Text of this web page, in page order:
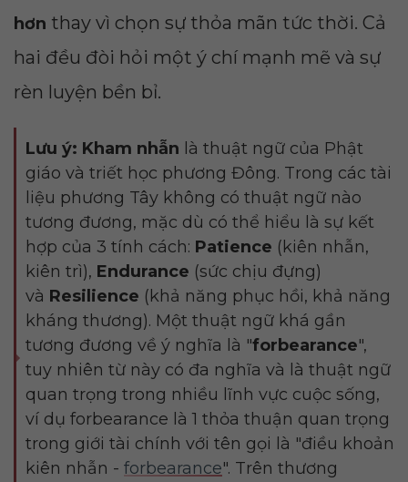
hơn thay vì chọn sự thỏa mãn tức thời. Cả
hai đều đòi hỏi một ý chí mạnh mẽ và sự
rèn luyện bền bỉ.
Lưu ý: Kham nhẫn là thuật ngữ của Phật
giáo và triết học phương Đông. Trong các tài
liệu phương Tây không có thuật ngữ nào
tương đương, mặc dù có thể hiểu là sự kết
hợp của 3 tính cách: Patience (kiên nhẫn,
kiên trì), Endurance (sức chịu đựng)
và Resilience (khả năng phục hồi, khả năng
kháng thương). Một thuật ngữ khá gần
tương đương về ý nghĩa là "forbearance",
tuy nhiên từ này có đa nghĩa và là thuật ngữ
quan trọng trong nhiều lĩnh vực cuộc sống,
ví dụ forbearance là 1 thỏa thuận quan trọng
trong giới tài chính với tên gọi là "điều khoản
kiên nhẫn - forbearance". Trên thương